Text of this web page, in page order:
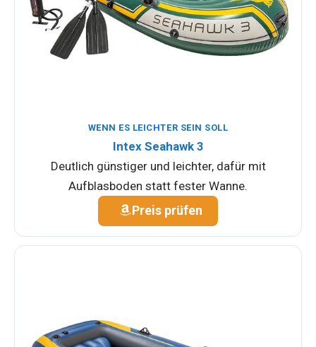
WENN ES LEICHTER SEIN SOLL
Intex Seahawk 3
Deutlich günstiger und leichter, dafür mit
Aufblasboden statt fester Wanne.
Preis prüfen